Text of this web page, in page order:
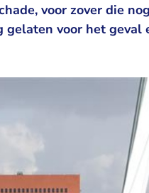
voor zover die
voor het geval